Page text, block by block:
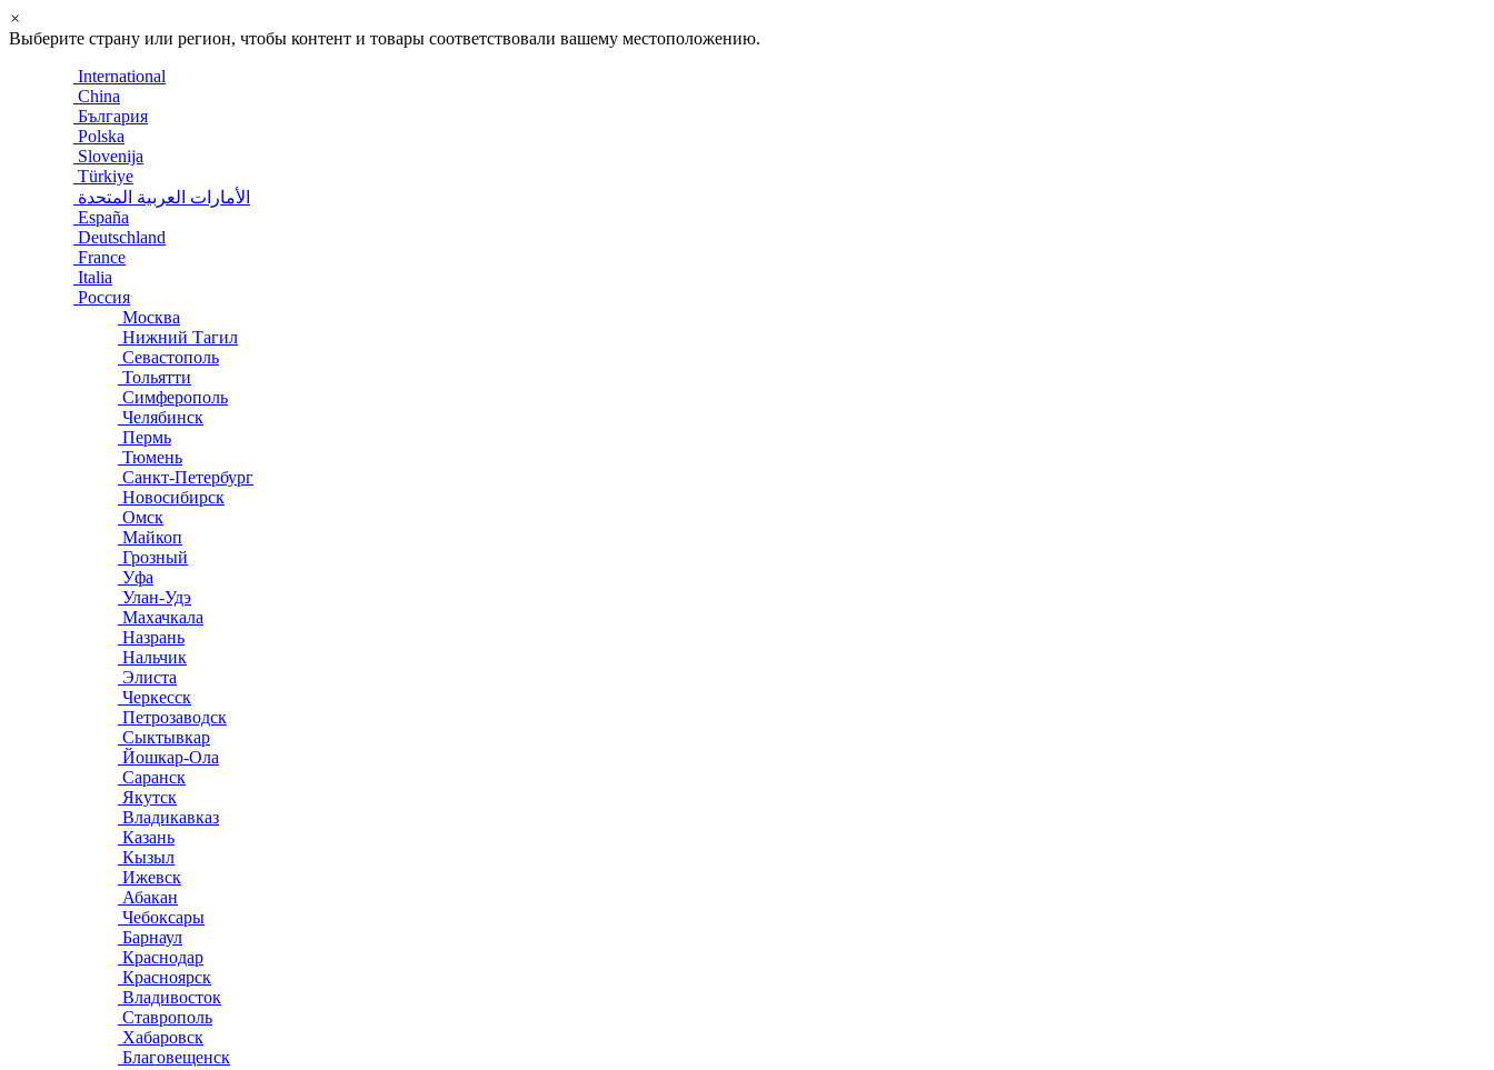
×
Выберите страну или регион, чтобы контент и товары соответствовали вашему местоположению.
International
China
България
Polska
Slovenija
Türkiye
الأمارات العربية المتحدة
España
Deutschland
France
Italia
Россия
Москва
Нижний Тагил
Севастополь
Тольятти
Симферополь
Челябинск
Пермь
Тюмень
Санкт-Петербург
Новосибирск
Омск
Майкоп
Грозный
Уфа
Улан-Удэ
Махачкала
Назрань
Нальчик
Элиста
Черкесск
Петрозаводск
Сыктывкар
Йошкар-Ола
Саранск
Якутск
Владикавказ
Казань
Кызыл
Ижевск
Абакан
Чебоксары
Барнаул
Краснодар
Красноярск
Владивосток
Ставрополь
Хабаровск
Благовещенск